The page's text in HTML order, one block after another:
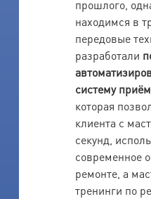
прошлого,
находимся в
передовые
разработали
систему
которая
клиента с
секунд,
современное
ремонте, а
тренинги по